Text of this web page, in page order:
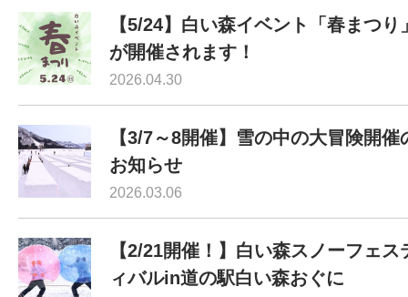
【5/24】白い森イベント「春まつり
が開催されます！
2026.04.30
【3/7～8開催】雪の中の大冒険開催
お知らせ
2026.03.06
【2/21開催！】白い森スノーフェス
ィバルin道の駅白い森おぐに